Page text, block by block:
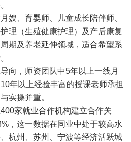
嫂、育婴师、儿童成长陪伴师、
理（生殖健康护理）及产后康复
期及养老延伸领域，适合希望系
向，师资团队中5年以上一线月
年以上经验丰富的授课老师承担
实操并重。
家就业合作机构建立合作关
，这一数据在同业中处于较高水
杭州、苏州、宁波等经济活跃城